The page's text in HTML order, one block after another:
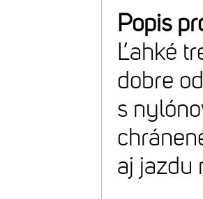
Popis
Ľahké
dobre
s
aj jazdu